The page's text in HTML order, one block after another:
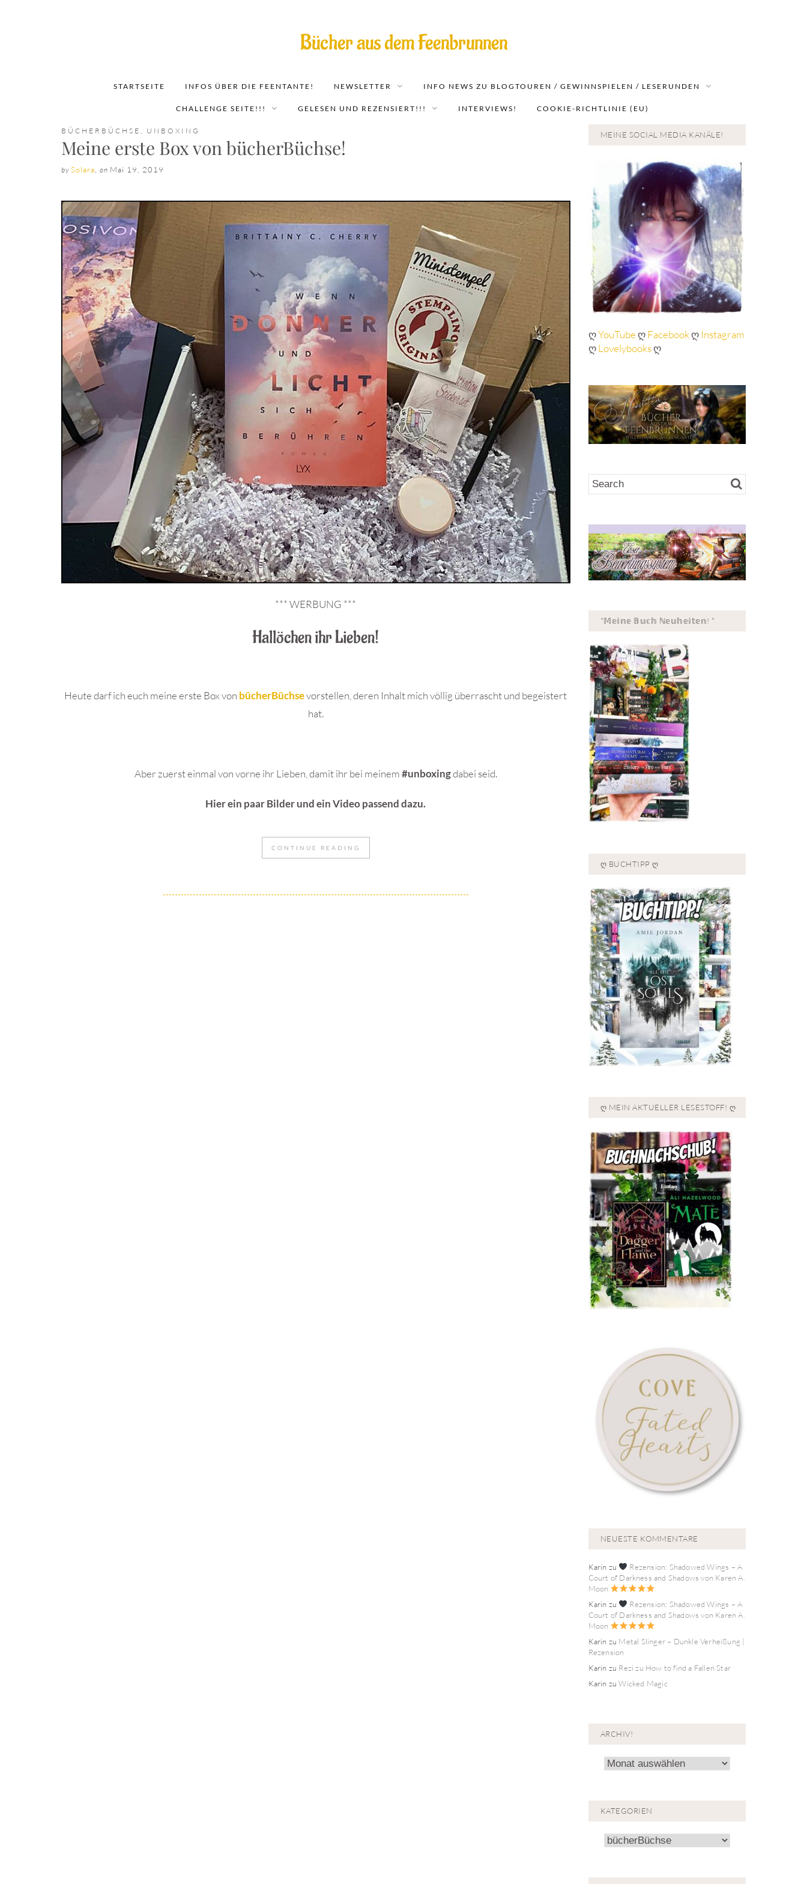
Bücher aus dem Feenbrunnen
STARTSEITE INFOS ÜBER DIE FEENTANTE! NEWSLETTER INFO NEWS ZU BLOGTOUREN / GEWINNSPIELEN / LESERUNDEN
CHALLENGE SEITE!!! GELESEN UND REZENSIERT!!! INTERVIEWS! COOKIE-RICHTLINIE (EU)
BÜCHERBÜCHSE , UNBOXING
Meine erste Box von bücherBüchse!
by Solara on Mai 19, 2019
*** WERBUNG ***
Hallöchen ihr Lieben!
Heute darf ich euch meine erste Box von bücherBüchsevorstellen, deren Inhalt mich völlig überrascht und begeistert
hat.
Aber zuerst einmal von vorne ihr Lieben, damit ihr bei meinem#unboxingdabei seid.
Hier ein paar Bilder und ein Video passend dazu.
CONTINUE READING
MEINE SOCIAL MEDIA KANÄLE!
ღYouTubeღFacebookღ Instagram
ღLovelybooksღ
*𝕄𝕖𝕚𝕟𝕖 𝔹𝕦𝕔𝕙 ℕ𝕖𝕦𝕙𝕖𝕚𝕥𝕖𝕟! *
Ღ BUCHTIPP Ღ
Ღ MEIN AKTUELLER LESESTOFF! Ღ
NEUESTE KOMMENTARE
Karin zu
Rezension: Shadowed Wings – A
Court of Darkness and Shadows von Karen A.
Moon
Karin zu
Rezension: Shadowed Wings – A
Court of Darkness and Shadows von Karen A.
Moon
Karin zu Metal Slinger – Dunkle Verheißung |
Rezension
Karin zu Rezi zu How to find a Fallen Star
Karin zuWicked Magic
ARCHIV!
Archiv!
KATEGORIEN
Kategorien